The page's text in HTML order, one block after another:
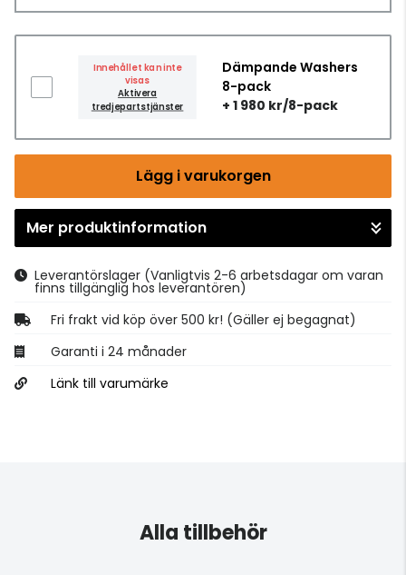
Innehållet kan inte
visas
Aktivera
tredjepartstjänster
Dämpande Washers
8-pack
+ 1 980 kr/8-pack
Lägg i varukorgen
Gå till kassan
Mer produktinformation
Leverantörslager (Vanligtvis 2-6 arbetsdagar om varan
finns tillgänglig hos leverantören)
Fri frakt vid köp över 500 kr! (Gäller ej begagnat)
Garanti i 24 månader
Länk till varumärke
Alla tillbehör